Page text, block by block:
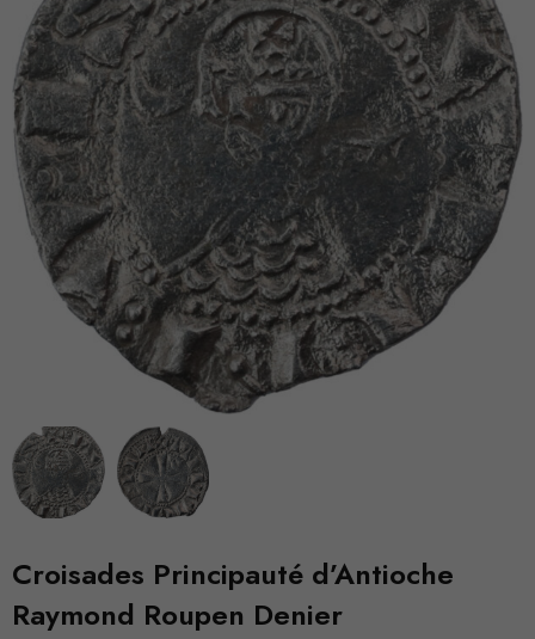
Croisades Principauté d’Antioche
Raymond Roupen Denier